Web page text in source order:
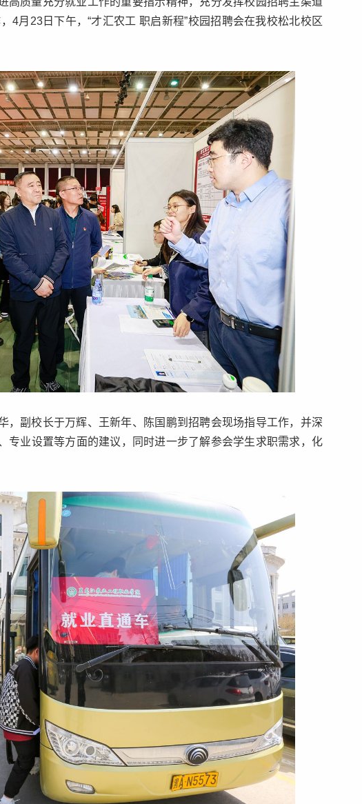
4月23日下午，“才汇农工 职启新程”校园招聘会在我校松北校区
，副校长于万辉、王新年、陈国鹏到招聘会现场指导工作，并深
专业设置等方面的建议，同时进一步了解参会学生求职需求，化